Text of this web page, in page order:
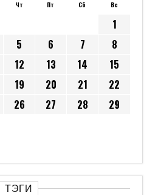
Чт Пт Сб Вс
1
5 6 7
8
12 13 14
15
19 20 21
22
26 27 28
29
ТЭГИ